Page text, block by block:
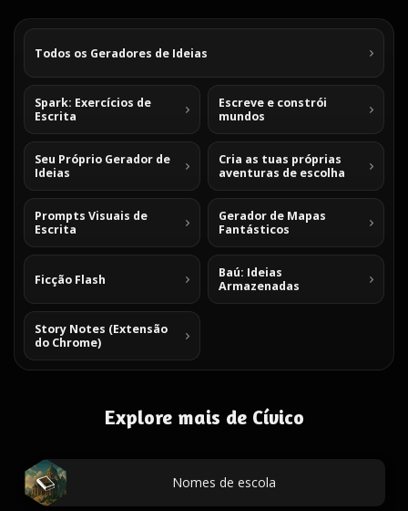
Todos os Geradores de Ideias
Spark: Exercícios de
Escrita
Escreve e constrói
mundos
Seu Próprio Gerador de
Ideias
Cria as tuas próprias
aventuras de escolha
Prompts Visuais de
Escrita
Gerador de Mapas
Fantásticos
Ficção Flash
Baú: Ideias
Armazenadas
Story Notes (Extensão
do Chrome)
Explore mais de Cívico
Nomes de escola